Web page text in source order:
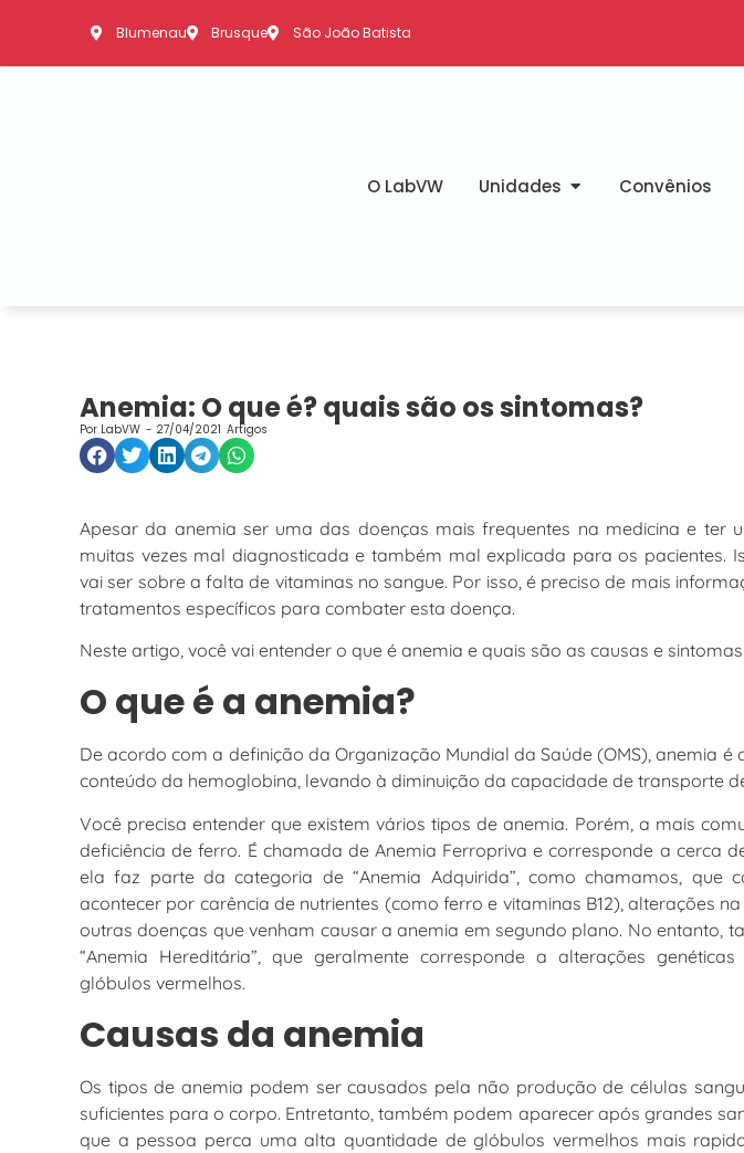
Blumenau Brusque São João Batista
O LabVW Unidades Convênios
Anemia: O que é? quais são os sintomas?
Por LabVW - 27/04/2021 Artigos
Apesar da anemia ser uma das doenças mais frequentes na medicina e ter
muitas vezes mal diagnosticada e também mal explicada para os pacientes.
vai ser sobre a falta de vitaminas no sangue. Por isso, é preciso de mais
tratamentos específicos para combater esta doença.
Neste artigo, você vai entender o que é anemia e quais são as causas e
O que é a anemia?
De acordo com a definição da Organização Mundial da Saúde (OMS), anemia
conteúdo da hemoglobina, levando à diminuição da capacidade de transporte
Você precisa entender que existem vários tipos de anemia. Porém, a mais
deficiência de ferro. É chamada de Anemia Ferropriva e corresponde a cerca
ela faz parte da categoria de “Anemia Adquirida”, como chamamos, que
acontecer por carência de nutrientes (como ferro e vitaminas B12), alterações
outras doenças que venham causar a anemia em segundo plano. No entanto,
“Anemia Hereditária”, que geralmente corresponde a alterações
glóbulos vermelhos.
Causas da anemia
Os tipos de anemia podem ser causados pela não produção de células
suficientes para o corpo. Entretanto, também podem aparecer após grandes
que a pessoa perca uma alta quantidade de glóbulos vermelhos mais